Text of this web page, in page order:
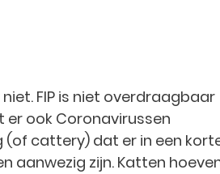
FIP is niet overdraagbaar
er ook Coronavirussen
(of cattery) dat er in een
aanwezig zijn. Katten